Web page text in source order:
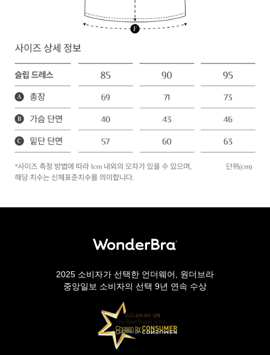
2025 소비자가 선택한 언더웨어, 원더브라
중앙일보 소비자의 선택 9년 연속 수상